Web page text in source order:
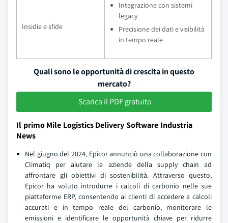
Insidie e sfide
Integrazione con sistemi
legacy
Precisione dei dati e visibilità
in tempo reale
Quali sono le opportunità di crescita in questo
mercato?
Scarica il PDF gratuito
Il primo Mile Logistics Delivery Software Industria
News
Nel giugno del 2024, Epicor annunciò una collaborazione con
Climatiq per aiutare le aziende della supply chain ad
affrontare gli obiettivi di sostenibilità. Attraverso questo,
Epicor ha voluto introdurre i calcoli di carbonio nelle sue
piattaforme ERP, consentendo ai clienti di accedere a calcoli
accurati e in tempo reale del carbonio, monitorare le
emissioni e identificare le opportunità chiave per ridurre